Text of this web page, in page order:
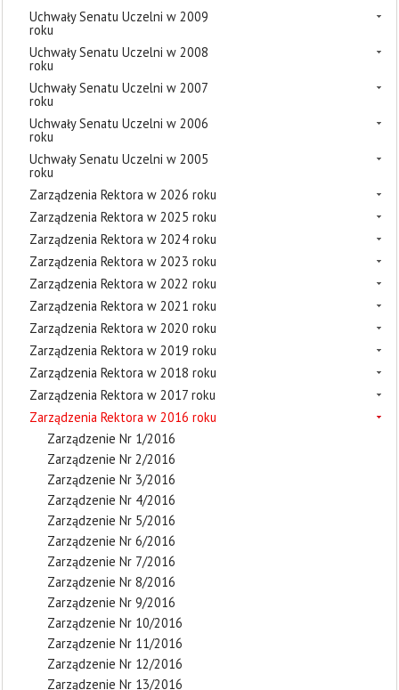
Uchwały Senatu Uczelni w 2009
roku
Uchwały Senatu Uczelni w 2008
roku
Uchwały Senatu Uczelni w 2007
roku
Uchwały Senatu Uczelni w 2006
roku
Uchwały Senatu Uczelni w 2005
roku
Zarządzenia Rektora w 2026 roku
Zarządzenia Rektora w 2025 roku
Zarządzenia Rektora w 2024 roku
Zarządzenia Rektora w 2023 roku
Zarządzenia Rektora w 2022 roku
Zarządzenia Rektora w 2021 roku
Zarządzenia Rektora w 2020 roku
Zarządzenia Rektora w 2019 roku
Zarządzenia Rektora w 2018 roku
Zarządzenia Rektora w 2017 roku
Zarządzenia Rektora w 2016 roku
Zarządzenie Nr 1/2016
Zarządzenie Nr 2/2016
Zarządzenie Nr 3/2016
Zarządzenie Nr 4/2016
Zarządzenie Nr 5/2016
Zarządzenie Nr 6/2016
Zarządzenie Nr 7/2016
Zarządzenie Nr 8/2016
Zarządzenie Nr 9/2016
Zarządzenie Nr 10/2016
Zarządzenie Nr 11/2016
Zarządzenie Nr 12/2016
Zarządzenie Nr 13/2016